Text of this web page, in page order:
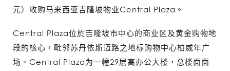
元）收购马来西亚吉隆坡物业Central Plaza。
Central Plaza位於吉隆坡市中心的商业区及黄金购物地
段的核心，毗邻苏丹依斯迈路之地标购物中心柏威年广
场。Central Plaza为一幢29层高办公大楼，总楼面面